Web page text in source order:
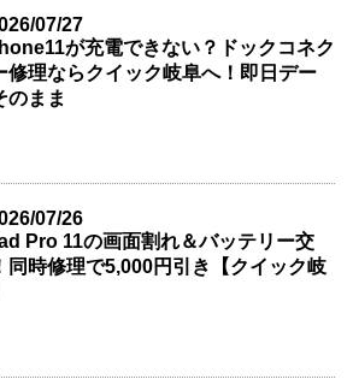
07/27
が充電できない？ドックコネク
修理ならクイック岐阜へ！即日デー
のまま
07/26
Pro 11の画面割れ＆バッテリー交
同時修理で5,000円引き【クイック岐